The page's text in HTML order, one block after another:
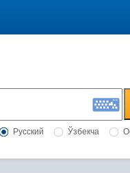
Русский Ўзбекча